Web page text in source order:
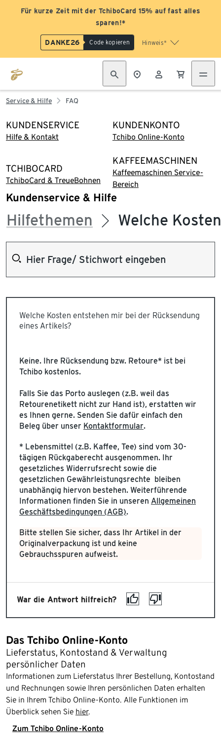
Für kurze Zeit mit der TchiboCard 15% auf fast alles
sparen!*
DANKE26 Code kopieren Hinweis*
Service & Hilfe FAQ
KUNDENSERVICE
Hilfe & Kontakt
KUNDENKONTO
Tchibo Online-Konto
TCHIBOCARD
TchiboCard & TreueBohnen
KAFFEEMASCHINEN
Kaffeemaschinen Service-
Bereich
Kundenservice & Hilfe
Hilfethemen Welche
Welche Kosten entstehen mir bei der Rücksendung
eines Artikels?
Keine. Ihre Rücksendung bzw. Retoure* ist bei
Tchibo kostenlos.
Falls Sie das Porto auslegen (z.B. weil das
Retourenetikett nicht zur Hand ist), erstatten wir
es Ihnen gerne. Senden Sie dafür einfach den
Beleg über unser Kontaktformular.
* Lebensmittel (z.B. Kaffee, Tee) sind vom 30-
tägigen Rückgaberecht ausgenommen. Ihr
gesetzliches Widerrufsrecht sowie die
gesetzlichen Gewährleistungsrechte bleiben
unabhängig hiervon bestehen. Weiterführende
Informationen finden Sie in unseren Allgemeinen
Geschäftsbedingungen (AGB).
Bitte stellen Sie sicher, dass Ihr Artikel in der
Originalverpackung ist und keine
Gebrauchsspuren aufweist.
War die Antwort hilfreich?
Das Tchibo Online-Konto
Lieferstatus, Kontostand & Verwaltung
persönlicher Daten
Informationen zum Lieferstatus Ihrer Bestellung, Kontostand
und Rechnungen sowie Ihren persönlichen Daten erhalten
Sie in Ihrem Tchibo Online-Konto. Alle Funktionen im
Überblick sehen Sie hier.
Zum Tchibo Online-Konto